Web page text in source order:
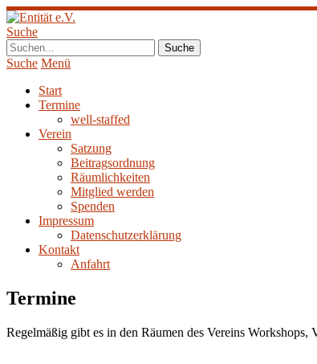
Suche
Suche Menü
Start
Termine
well-staffed
Verein
Satzung
Beitragsordnung
Räumlichkeiten
Mitglied werden
Spenden
Impressum
Datenschutzerklärung
Kontakt
Anfahrt
Termine
Regelmäßig gibt es in den Räumen des Vereins